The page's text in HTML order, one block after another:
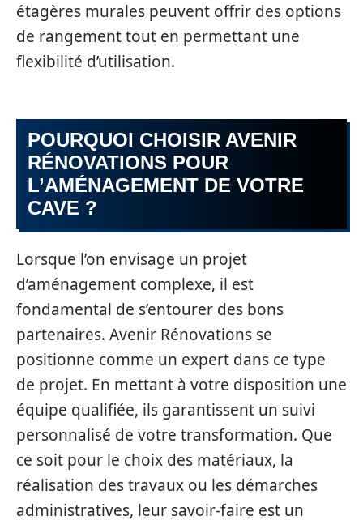
étagères murales peuvent offrir des options
de rangement tout en permettant une
flexibilité d’utilisation.
POURQUOI CHOISIR AVENIR
RÉNOVATIONS POUR
L’AMÉNAGEMENT DE VOTRE
CAVE ?
Lorsque l’on envisage un projet
d’aménagement complexe, il est
fondamental de s’entourer des bons
partenaires. Avenir Rénovations se
positionne comme un expert dans ce type
de projet. En mettant à votre disposition une
équipe qualifiée, ils garantissent un suivi
personnalisé de votre transformation. Que
ce soit pour le choix des matériaux, la
réalisation des travaux ou les démarches
administratives, leur savoir-faire est un